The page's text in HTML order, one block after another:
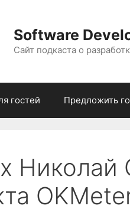
Software
Сайт подкаста о
гостей Предложить
Николай